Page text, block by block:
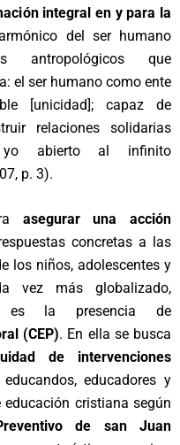
integral en y para la
del ser humano
antropológicos que
el ser humano como ente
[unicidad]; capaz de
relaciones solidarias
abierto al infinito
p. 3).
asegurar una acción
concretas a las
los niños, adolescentes y
vez más globalizado,
es la presencia de
(CEP). En ella se busca
de intervenciones
educadores y
educación cristiana según
de san Juan